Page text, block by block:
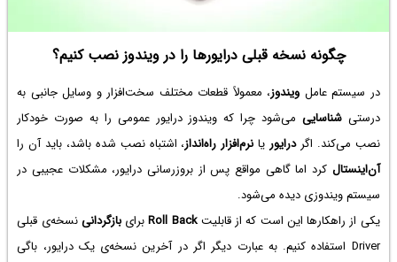
چگونه نسخه‌ قبلی درایورها را در ویندوز نصب کنیم؟
در سیستم عامل ویندوز، معمولاً قطعات مختلف سخت‌افزار و وسایل جانبی به
درستیشناسایی می‌شود چرا که ویندوز درایور عمومی را به صورت خودکار
نصب می‌کند. اگردرایور یا نرم‌افزار راه‌انداز، اشتباه نصب شده باشد، باید آن را
آن‌اینستال کرد اما گاهی مواقع پس از بروزرسانی درایور، مشکلات عجیبی در
سیستم ویندوزی دیده می‌شود.
یکی از راهکارها این است که از قابلیتRoll Backبرایبازگردانینسخه‌ی قبلی
Driver استفاده کنیم. به عبارت دیگر اگر در آخرین نسخه‌ی یک درایور، باگی